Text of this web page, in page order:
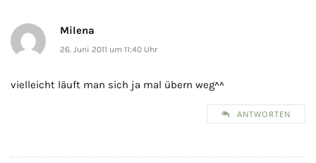
Milena
26. Juni 2011 um 11:40 Uhr
vielleicht läuft man sich ja mal übern weg^^
ANTWORTEN